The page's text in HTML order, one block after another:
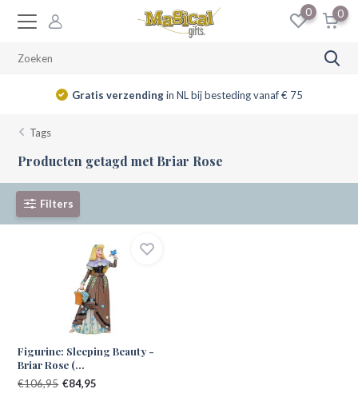
0 0
Gratis verzendingin NL bij besteding vanaf € 75
Tags
Producten getagd met Briar Rose
Filters
Figurine: Sleeping Beauty -
Briar Rose (...
€106,95 €84,95